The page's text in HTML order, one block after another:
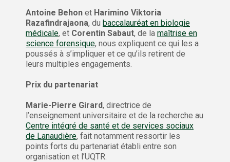
Antoine Behon et Harimino Viktoria
Razafindrajaona, du baccalauréat en biologie
médicale, et Corentin Sabaut, de la maîtrise en
science forensique, nous expliquent ce qui les a
poussés à s’impliquer et ce qu’ils retirent de
leurs multiples engagements.
Prix du partenariat
Marie-Pierre Girard, directrice de
l’enseignement universitaire et de la recherche au
Centre intégré de santé et de services sociaux
de Lanaudière, fait notamment ressortir les
points forts du partenariat établi entre son
organisation et l’UQTR.